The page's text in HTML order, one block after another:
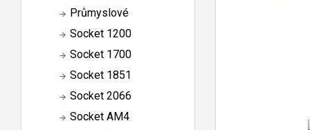
Průmyslové
Socket 1200
Socket 1700
Socket 1851
Socket 2066
Socket AM4